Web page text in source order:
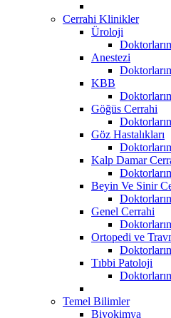
Cerrahi Klinikler
Üroloji
Anestezi
KBB
Göğüs Cerrahi
Göz Hastalıkları
Kalp Damar
Beyin Ve Sinir
Genel Cerrahi
Ortopedi ve
Tıbbi Patoloji
Temel Bilimler
Biyokimya